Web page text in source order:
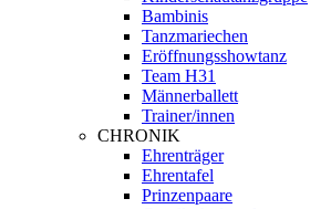
Bambinis
Tanzmariechen
Eröffnungsshowtanz
Team H31
Männerballett
Trainer/innen
CHRONIK
Ehrenträger
Ehrentafel
Prinzenpaare